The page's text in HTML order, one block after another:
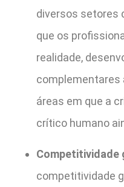
diversos setores
que os
realidade,
complementares
áreas em que a
crítico humano
Competitividade
competitividade